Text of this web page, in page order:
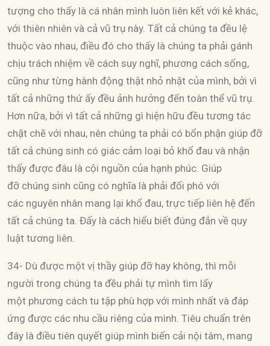
tượng cho thấy là cá nhân mình luôn liên kết với kẻ khác,
với thiên nhiên và cả vũ trụ này. Tất cả chúng ta đều lệ
thuộc vào nhau, điều đó cho thấy là chúng ta phải gánh
chịu trách nhiệm về cách suy nghĩ, phương cách sống,
cũng như từng hành động thật nhỏ nhặt của mình, bởi vì
tất cả những thứ ấy đều ảnh hưởng đến toàn thể vũ trụ.
Hơn nữa, bởi vì tất cả những gì hiện hữu đều tương tác
chặt chẽ với nhau, nên chúng ta phải có bổn phận giúp đỡ
tất cả chúng sinh có giác cảm loại bỏ khổ đau và nhận
thấy được đâu là cội nguồn của hạnh phúc. Giúp
đỡ chúng sinh cũng có nghĩa là phải đối phó với
các nguyên nhân mang lại khổ đau, trực tiếp liên hệ đến
tất cả chúng ta. Đấy là cách hiểu biết đúng đắn về quy
luật tương liên.
34- Dù được một vị thầy giúp đỡ hay không, thì mỗi
người trong chúng ta đều phải tự mình tìm lấy
một phương cách tu tập phù hợp với mình nhất và đáp
ứng được các nhu cầu riêng của mình. Tiêu chuẩn trên
đây là điều tiên quyết giúp mình biến cải nội tâm, mang